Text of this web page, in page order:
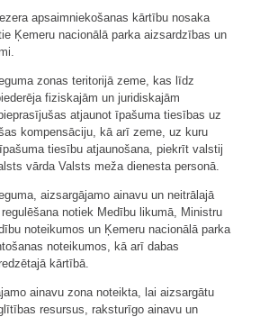
apsaimniekošanas kārtību nosaka
Ķemeru nacionālā parka aizsardzības un
zonas teritorijā zeme, kas līdz
fiziskajām un juridiskajām
atjaunot īpašuma tiesības uz
kompensāciju, kā arī zeme, uz kuru
tiesību atjaunošana, piekrīt valstij
vārda Valsts meža dienesta personā.
aizsargājamo ainavu un neitrālajā
notiek Medību likumā, Ministru
noteikumos un Ķemeru nacionālā parka
noteikumos, kā arī dabas
kārtībā.
ainavu zona noteikta, lai aizsargātu
resursus, raksturīgo ainavu un